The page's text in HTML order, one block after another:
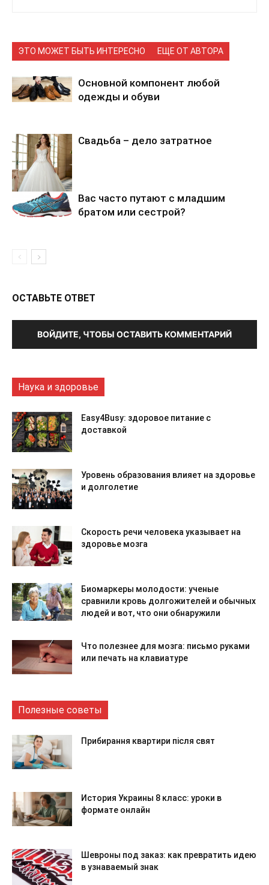
ЭТО МОЖЕТ БЫТЬ ИНТЕРЕСНО ЕЩЕ ОТ АВТОРА
Основной компонент любой
одежды и обуви
Cвадьба – дело затратное
Вас часто путают с младшим
братом или сестрой?
ОСТАВЬТЕ ОТВЕТ
ВОЙДИТЕ, ЧТОБЫ ОСТАВИТЬ КОММЕНТАРИЙ
Наука и здоровье
Easy4Busy: здоровое питание с
доставкой
Уровень образования влияет на здоровье
и долголетие
Скорость речи человека указывает на
здоровье мозга
Биомаркеры молодости: ученые
сравнили кровь долгожителей и обычных
людей и вот, что они обнаружили
Что полезнее для мозга: письмо руками
или печать на клавиатуре
Полезные советы
Прибирання квартири після свят
История Украины 8 класс: уроки в
формате онлайн
Шевроны под заказ: как превратить идею
в узнаваемый знак